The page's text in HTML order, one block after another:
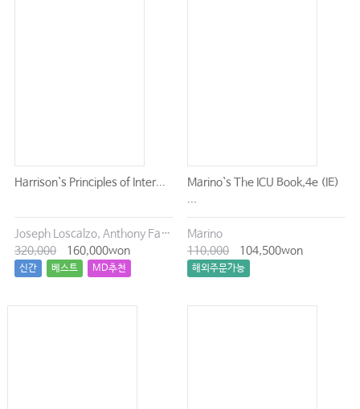
Harrison`s Principles of Inter...
Joseph Loscalzo, Anthony Fauci, Dennis Kasper, Stephen Hauser, Dan Longo, J. Larry Jameson
320,000
160,000won
신간 베스트 MD추천
Marino`s The ICU Book,4e (IE)
...
Marino
110,000
104,500won
해외주문가능